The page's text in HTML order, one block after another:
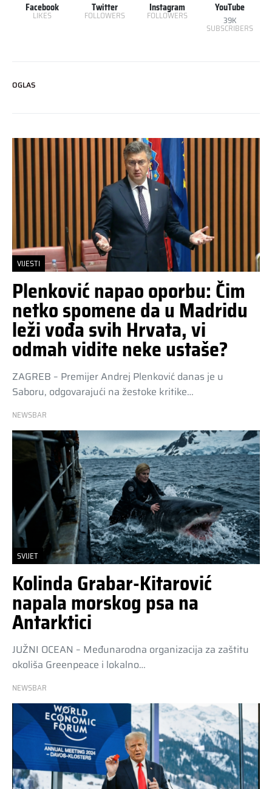
Facebook
LIKES
Twitter
FOLLOWERS
Instagram
FOLLOWERS
YouTube
39K
SUBSCRIBERS
OGLAS
VIJESTI
Plenković napao oporbu: Čim
netko spomene da u Madridu
leži vođa svih Hrvata, vi
odmah vidite neke ustaše?
ZAGREB – Premijer Andrej Plenković danas je u
Saboru, odgovarajući na žestoke kritike…
NEWSBAR
SVIJET
Kolinda Grabar-Kitarović
napala morskog psa na
Antarktici
JUŽNI OCEAN – Međunarodna organizacija za zaštitu
okoliša Greenpeace i lokalno…
NEWSBAR